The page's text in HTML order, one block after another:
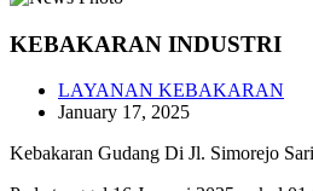
KEBAKARAN INDUSTRI
LAYANAN KEBAKARAN
January 17, 2025
Kebakaran Gudang Di Jl. Simorejo